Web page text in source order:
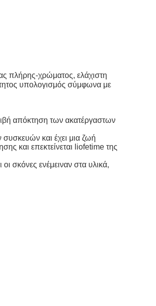
πλήρης-χρώματος, ελάχιστη
υπολογισμός σύμφωνα με
απόκτηση των ακατέργαστων
και έχει μια ζωή
και επεκτείνεται liofetime της
σκόνες ενέμειναν στα υλικά,